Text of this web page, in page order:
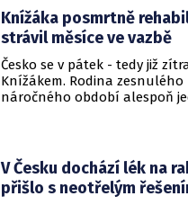
Knížáka posmrtně
strávil měsíce ve vazbě
Česko se v pátek - tedy již
Knížákem. Rodina
náročného období alespoň
V Česku dochází lék na
přišlo s neotřelým